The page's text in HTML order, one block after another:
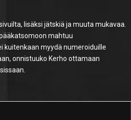
lisäksi jätskiä ja muuta mukavaa.
mahtuu
kuitenkaan myydä numeroiduille
onnistuuko Kerho ottamaan